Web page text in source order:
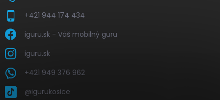
+421 944 174 434
iguru.sk - Váš mobilný guru
iguru.sk
+421 949 376 962
@igurukosice